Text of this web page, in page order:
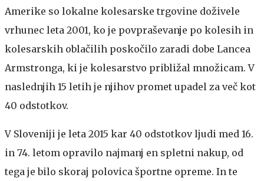
Amerike so lokalne kolesarske trgovine doživele
vrhunec leta 2001, ko je povpraševanje po kolesih in
kolesarskih oblačilih poskočilo zaradi dobe Lancea
Armstronga, ki je kolesarstvo približal množicam. V
naslednjih 15 letih je njihov promet upadel za več kot
40 odstotkov.
V Sloveniji je leta 2015 kar 40 odstotkov ljudi med 16.
in 74. letom opravilo najmanj en spletni nakup, od
tega je bilo skoraj polovica športne opreme. In te